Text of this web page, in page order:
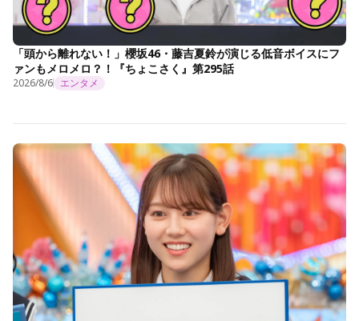
「頭から離れない！」櫻坂46・藤吉夏鈴が演じる低音ボイスにフ
ァンもメロメロ？！『ちょこさく』第295話
2026/8/6 エンタメ